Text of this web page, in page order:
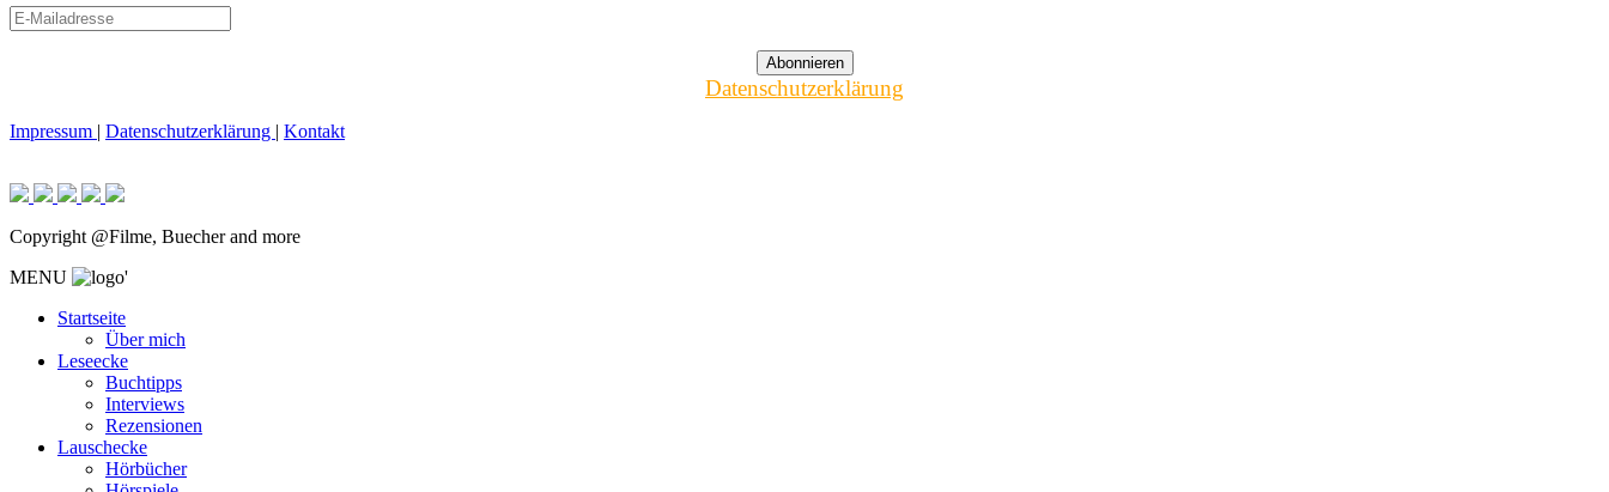
Datenschutzerklärung
Impressum | Datenschutzerklärung | Kontakt
Copyright @Filme, Buecher and more
MENU
'
Startseite
Über mich
Leseecke
Buchtipps
Interviews
Rezensionen
Lauschecke
Hörbücher